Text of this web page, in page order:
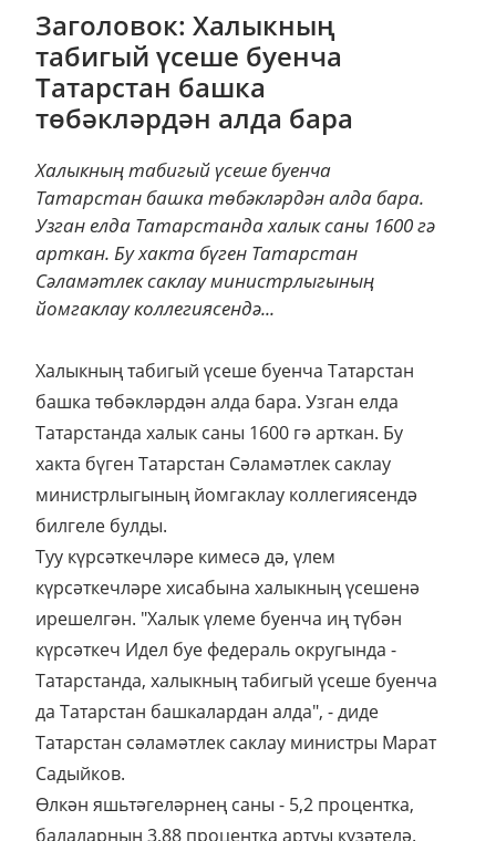
Заголовок: Халыкның
табигый үсеше буенча
Татарстан башка
төбәкләрдән алда бара
Халыкның табигый үсеше буенча
Татарстан башка төбәкләрдән алда бара.
Узган елда Татарстанда халык саны 1600 гә
арткан. Бу хакта бүген Татарстан
Сәламәтлек саклау министрлыгының
йомгаклау коллегиясендә...
Халыкның табигый үсеше буенча Татарстан
башка төбәкләрдән алда бара. Узган елда
Татарстанда халык саны 1600 гә арткан. Бу
хакта бүген Татарстан Сәламәтлек саклау
министрлыгының йомгаклау коллегиясендә
билгеле булды.
Туу күрсәткечләре кимесә дә, үлем
күрсәткечләре хисабына халыкның үсешенә
ирешелгән. "Халык үлеме буенча иң түбән
күрсәткеч Идел буе федераль округында -
Татарстанда, халыкның табигый үсеше буенча
да Татарстан башкалардан алда", - диде
Татарстан сәламәтлек саклау министры Марат
Садыйков.
Өлкән яшьтәгеләрнең саны - 5,2 процентка,
балаларның 3,88 процентка артуы күзәтелә.